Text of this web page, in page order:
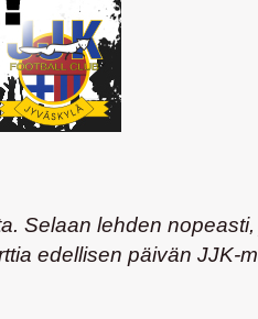
Selaan lehden
edellisen päivän JJK-